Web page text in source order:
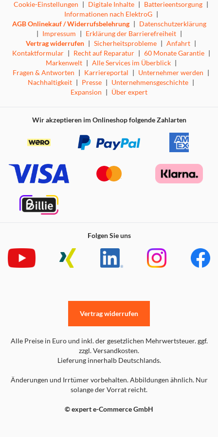
Cookie-Einstellungen | Digitale Inhalte | Batterieentsorgung |
Informationen nach ElektroG |
AGB Onlinekauf / Widerrufsbelehrung | Datenschutzerklärung
| Impressum | Erklärung der Barrierefreiheit |
Vertrag widerrufen | Sicherheitsprobleme | Anfahrt |
Kontaktformular | Recht auf Reparatur | 60 Monate Garantie |
Markenwelt | Alle Services im Überblick |
Fragen & Antworten | Karriereportal | Unternehmer werden |
Nachhaltigkeit | Presse | Unternehmensgeschichte |
Expansion | Über expert
Wir akzeptieren im Onlineshop folgende Zahlarten
Folgen Sie uns
Alle Preise in Euro und inkl. der gesetzlichen Mehrwertsteuer. ggf.
zzgl. Versandkosten.
Lieferung innerhalb Deutschlands.
Änderungen und Irrtümer vorbehalten. Abbildungen ähnlich. Nur
solange der Vorrat reicht.
© expert e-Commerce GmbH
Vertrag widerrufen